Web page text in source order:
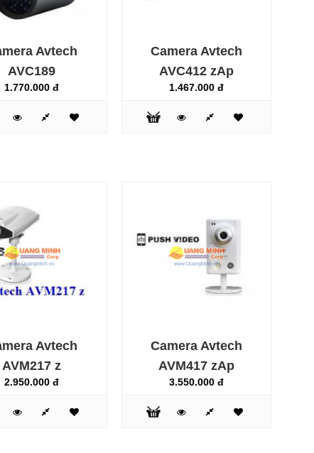
Lines. - Ánh sáng tối thiểu: 0.01 Lux/ F1.2; 0 Lux (IR ON).
- Ống kính: f=2.8 ~ 12 mm. - Số đèn LED hồng ngoại: 36
chạy nhất trên thị trường hiện . Máy thích hợp dùng cho
shop, văn phòng, nhà xưởng..
lĩnh vực camera giám sát, các sản phẩm của AVTECH về
tới thị trường Việt Nam đều có giấy tờ chứng nhận xuất
xứ hàng hóa và chứng nhận chất lượng sản phẩm đầy đủ
Avtech
AVC189
1.770.000 đ
Camera Avtech
AVC412 zAp
1.467.000 đ
Avtech
AVM217 z
2.950.000 đ
Camera Avtech
AVM417 zAp
3.550.000 đ